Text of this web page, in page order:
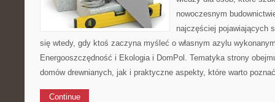
nowoczesnym
najczęściej pojawiających
się wtedy, gdy ktoś zaczyna myśleć o własnym azylu
Energooszczędność i Ekologia i DomPol. Tematyka strony
domów drewnianych, jak i praktyczne aspekty, które warto
Continue